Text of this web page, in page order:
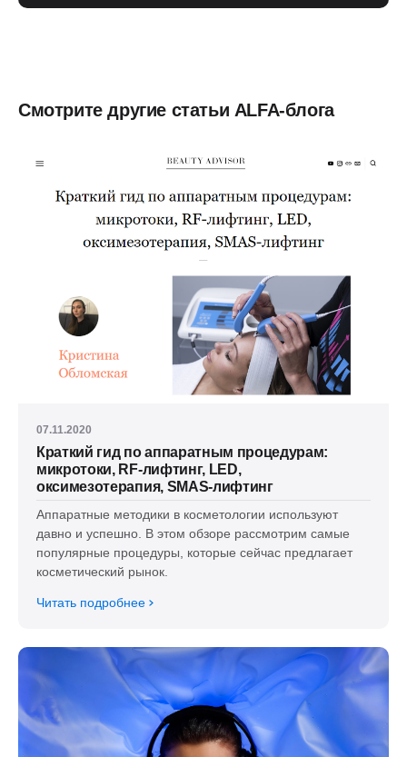
Смотрите другие статьи ALFA-блога
07.11.2020
Краткий гид по аппаратным процедурам:
микротоки, RF-лифтинг, LED,
оксимезотерапия, SMAS-лифтинг
Аппаратные методики в косметологии используют
давно и успешно. В этом обзоре рассмотрим самые
популярные процедуры, которые сейчас предлагает
косметический рынок.
Читать подробнее